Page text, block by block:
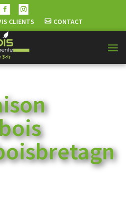
CLIENTS CONTACT